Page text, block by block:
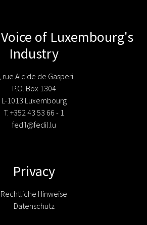
Voice of Luxembourg's
Industry
rue Alcide de Gasperi
P.O. Box 1304
L-1013 Luxembourg
T. +352 43 53 66 - 1
fedil@fedil.lu
Privacy
Rechtliche Hinweise
Datenschutz